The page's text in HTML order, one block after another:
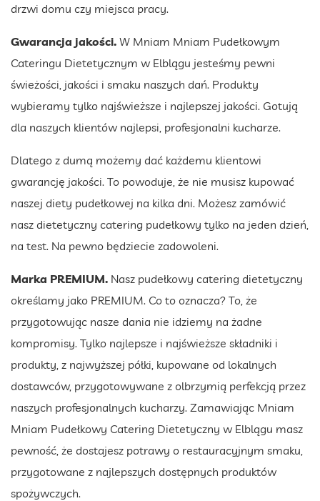
drzwi domu czy miejsca pracy.
Gwarancja jakości. W Mniam Mniam Pudełkowym
Cateringu Dietetycznym w Elblągu jesteśmy pewni
świeżości, jakości i smaku naszych dań. Produkty
wybieramy tylko najświeższe i najlepszej jakości. Gotują
dla naszych klientów najlepsi, profesjonalni kucharze.
Dlatego z dumą możemy dać każdemu klientowi
gwarancję jakości. To powoduje, że nie musisz kupować
naszej diety pudełkowej na kilka dni. Możesz zamówić
nasz dietetyczny catering pudełkowy tylko na jeden dzień,
na test. Na pewno będziecie zadowoleni.
Marka PREMIUM. Nasz pudełkowy catering dietetyczny
określamy jako PREMIUM. Co to oznacza? To, że
przygotowując nasze dania nie idziemy na żadne
kompromisy. Tylko najlepsze i najświeższe składniki i
produkty, z najwyższej półki, kupowane od lokalnych
dostawców, przygotowywane z olbrzymią perfekcją przez
naszych profesjonalnych kucharzy. Zamawiając Mniam
Mniam Pudełkowy Catering Dietetyczny w Elblągu masz
pewność, że dostajesz potrawy o restauracyjnym smaku,
przygotowane z najlepszych dostępnych produktów
spożywczych.